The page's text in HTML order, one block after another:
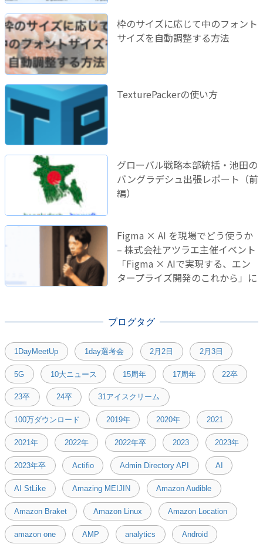
枠のサイズに応じて中のフォント
サイズを自動調整する方法
TexturePackerの使い方
グローバル戦略本部統括・池田の
バングラデシュ出張レポート（前
編）
Figma × AI を現場でどう使うか
– 株式会社アツラエ主催イベント
「Figma × AIで実現する、エン
タープライズ開発のこれから」に
ブログタグ
1DayMeetUp 1day選考会 2月2日 2月3日
5G 10大ニュース 15周年 17周年 22卒
23卒 24卒 31アイスクリーム
100万ダウンロード 2019年 2020年 2021
2021年 2022年 2022年卒 2023 2023年
2023年卒 Actifio Admin Directory API AI
AI StLike Amazing MEIJIN Amazon Audible
Amazon Braket Amazon Linux Amazon Location
amazon one AMP analytics Android